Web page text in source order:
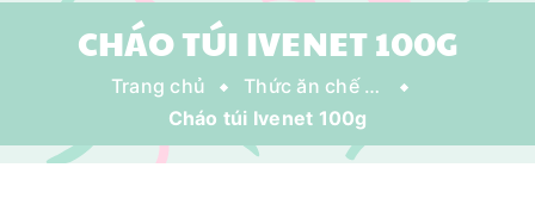
CHÁO TÚI IVENET 100G
Trang chủ
Thức ăn chế biến sẵn
Cháo túi Ivenet 100g